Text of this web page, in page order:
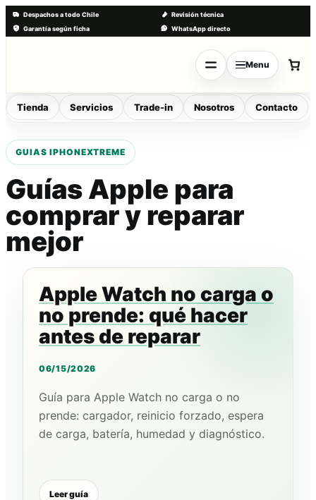
Despachos a todo Chile
Revisión técnica
Garantía según ficha
WhatsApp directo
Menu
Tienda Servicios Trade-in Nosotros Contacto
Guías Apple para
comprar y reparar
mejor
Apple Watch no carga o
no prende: qué hacer
antes de reparar
06/15/2026
Guía para Apple Watch no carga o no
prende: cargador, reinicio forzado, espera
de carga, batería, humedad y diagnóstico.
Leer guía